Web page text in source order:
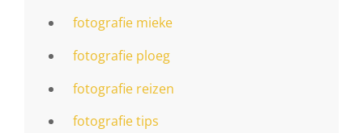
fotografie mieke
fotografie ploeg
fotografie reizen
fotografie tips